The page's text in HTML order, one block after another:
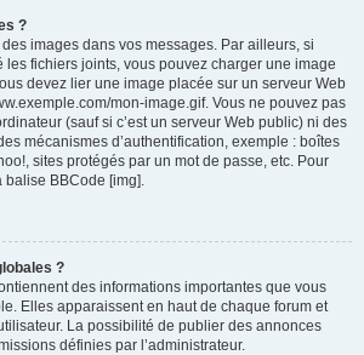
?
images dans vos messages. Par ailleurs, si
les fichiers joints, vous pouvez charger une image
devez lier une image placée sur un serveur Web
mon-image.gif. Vous ne pouvez pas
(sauf si c’est un serveur Web public) ni des
mécanismes d’authentification, exemple : boîtes
sites protégés par un mot de passe, etc. Pour
balise BBCode [img].
?
des informations importantes que vous
Elles apparaissent en haut de chaque forum et
La possibilité de publier des annonces
définies par l’administrateur.